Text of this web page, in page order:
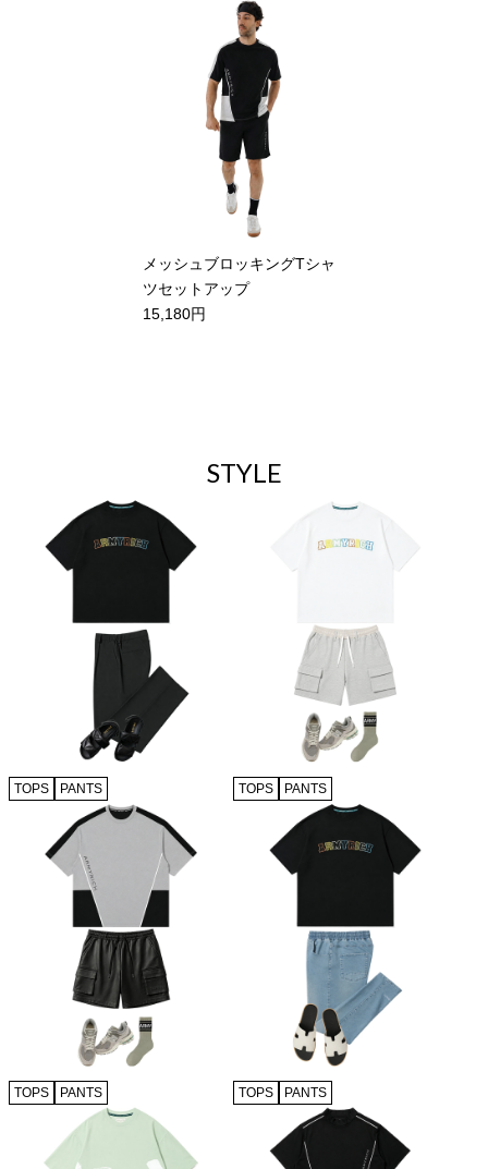
メッシュブロッキングTシャ
ツセットアップ
15,180円
STYLE
TOPS PANTS TOPS PANTS
TOPS PANTS TOPS PANTS